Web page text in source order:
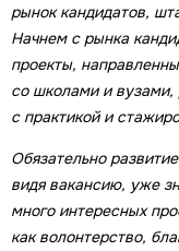
рынок кандидатов,
Начнем с рынка
проекты,
со школами и вузами,
с практикой и
Обязательно
видя вакансию, уже
много интересных
как волонтерство,